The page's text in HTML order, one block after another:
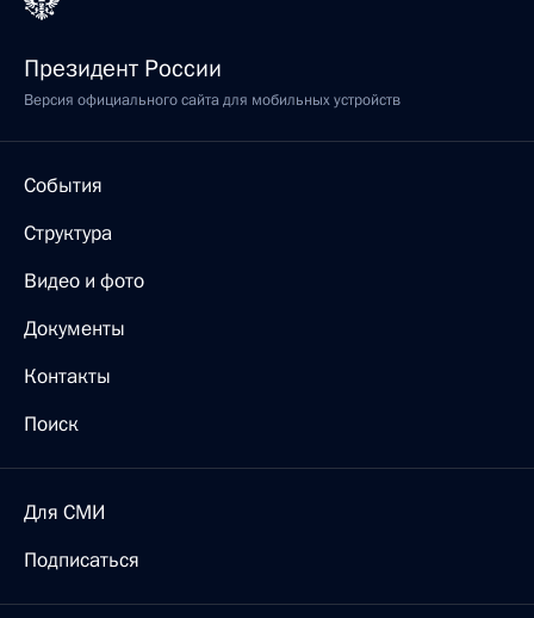
Президент России
Версия официального сайта для мобильных устройств
События
Структура
Видео и фото
Документы
Контакты
Поиск
Для СМИ
Подписаться